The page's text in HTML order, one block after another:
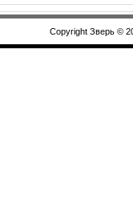
Copyright Зверь ©